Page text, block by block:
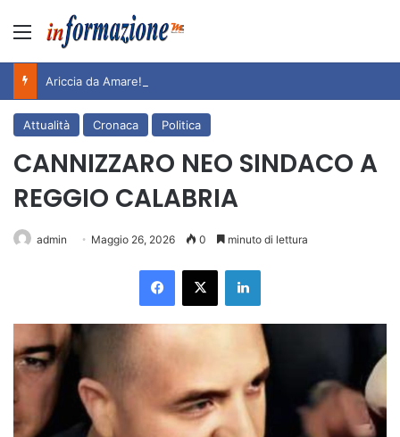
Menu
Attualità Cronaca Politica
CANNIZZARO NEO SINDACO A
REGGIO CALABRIA
admin Maggio 26, 2026 0 minuto di lettura
Facebook
X LinkedIn